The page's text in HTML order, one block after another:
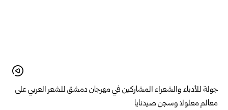
جولة للأدباء والشعراء المشاركين في مهرجان دمشق للشعر العربي على
معالم معلولا وسجن صيدنايا